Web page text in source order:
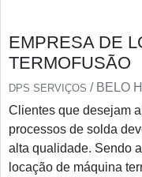
EMPRESA DE
TERMOFUSÃO
DPS SERVIÇOS / BELO
Clientes que desejam
processos de solda
alta qualidade. Sendo
locação de máquina